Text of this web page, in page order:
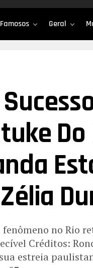
Famosos Geral
Zélia
fenômeno no Rio
Créditos:
estreia